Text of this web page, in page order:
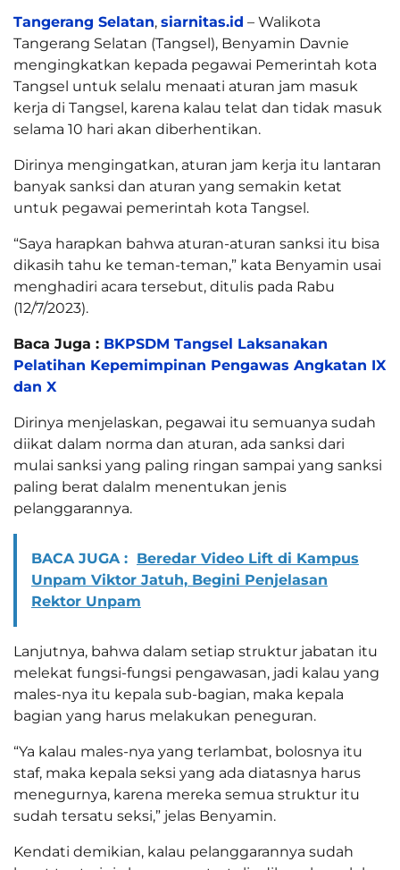
Tangerang Selatan, siarnitas.id – Walikota
Tangerang Selatan (Tangsel), Benyamin Davnie
mengingkatkan kepada pegawai Pemerintah kota
Tangsel untuk selalu menaati aturan jam masuk
kerja di Tangsel, karena kalau telat dan tidak masuk
selama 10 hari akan diberhentikan.
Dirinya mengingatkan, aturan jam kerja itu lantaran
banyak sanksi dan aturan yang semakin ketat
untuk pegawai pemerintah kota Tangsel.
“Saya harapkan bahwa aturan-aturan sanksi itu bisa
dikasih tahu ke teman-teman,” kata Benyamin usai
menghadiri acara tersebut, ditulis pada Rabu
(12/7/2023).
Baca Juga : BKPSDM Tangsel Laksanakan
Pelatihan Kepemimpinan Pengawas Angkatan IX
dan X
Dirinya menjelaskan, pegawai itu semuanya sudah
diikat dalam norma dan aturan, ada sanksi dari
mulai sanksi yang paling ringan sampai yang sanksi
paling berat dalalm menentukan jenis
pelanggarannya.
BACA JUGA : Beredar Video Lift di Kampus
Unpam Viktor Jatuh, Begini Penjelasan
Rektor Unpam
Lanjutnya, bahwa dalam setiap struktur jabatan itu
melekat fungsi-fungsi pengawasan, jadi kalau yang
males-nya itu kepala sub-bagian, maka kepala
bagian yang harus melakukan peneguran.
“Ya kalau males-nya yang terlambat, bolosnya itu
staf, maka kepala seksi yang ada diatasnya harus
menegurnya, karena mereka semua struktur itu
sudah tersatu seksi,” jelas Benyamin.
Kendati demikian, kalau pelanggarannya sudah